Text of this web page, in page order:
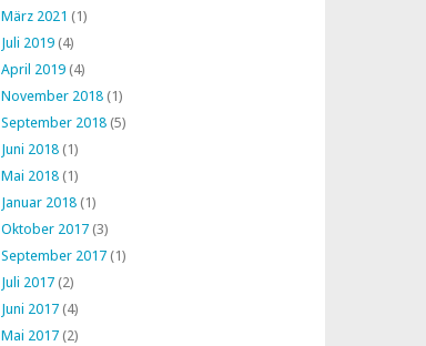
März 2021 (1)
Juli 2019 (4)
April 2019 (4)
November 2018 (1)
September 2018 (5)
Juni 2018 (1)
Mai 2018 (1)
Januar 2018 (1)
Oktober 2017 (3)
September 2017 (1)
Juli 2017 (2)
Juni 2017 (4)
Mai 2017 (2)